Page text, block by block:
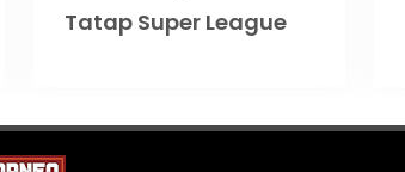
Tatap Super League